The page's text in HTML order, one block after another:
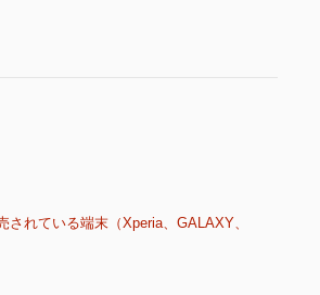
れている端末（Xperia、GALAXY、